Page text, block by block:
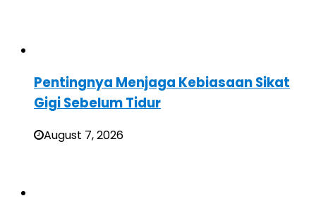
Pentingnya Menjaga Kebiasaan Sikat
Gigi Sebelum Tidur
August 7, 2026